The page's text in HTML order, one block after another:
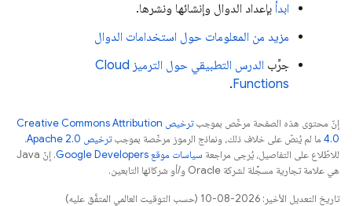
ابدأ بإعداد الدوال وإنشائها ونشرها.
مزيد من المعلومات حول استخدامات الدوال
جرِّب الدرس التطبيقي حول الترميز Cloud
Functions
.
إنّ محتوى هذه الصفحة مرخّص بموجب
ترخيص Creative Commons Attribution
4.0‏ ما لم يُنصّ على خلاف ذلك، ونماذج الرموز مرخّصة بموجبترخيص Apache 2.0‏
.
للاطّلاع على التفاصيل، يُرجى مراجعة سياسات موقع Google Developers‏
. إنّ Java
هي علامة تجارية مسجَّلة لشركة Oracle و/أو شركائها التابعين.
تاريخ التعديل الأخير: 2026-08-10 (حسب التوقيت العالمي المتفَّق عليه)